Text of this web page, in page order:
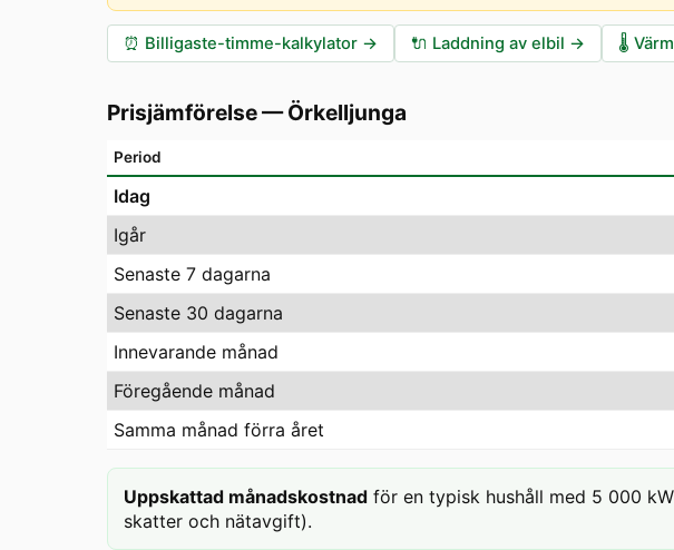
⏰ Billigaste-timme-kalkylator → 🔌 Laddning av elbil → 🌡️
Prisjämförelse—Örkelljunga
Period
Idag
Igår
Senaste 7 dagarna
Senaste 30 dagarna
Innevarande månad
Föregående månad
Samma månad förra året
Uppskattad månadskostnad för en typisk hushåll med 5 000
skatter och nätavgift).